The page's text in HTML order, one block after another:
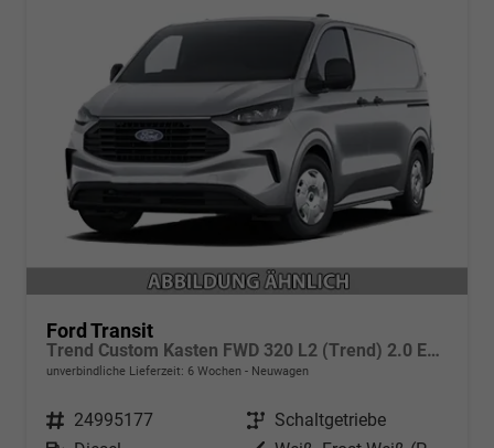
Ford Transit
Trend Custom Kasten FWD 320 L2 (Trend) 2.0 EcoBlue 100kW (136 PS) 6-Gang Schaltgetriebe
unverbindliche Lieferzeit: 6 Wochen Neuwagen
Fahrzeugnr. 24995177 Getriebe Schaltgetriebe